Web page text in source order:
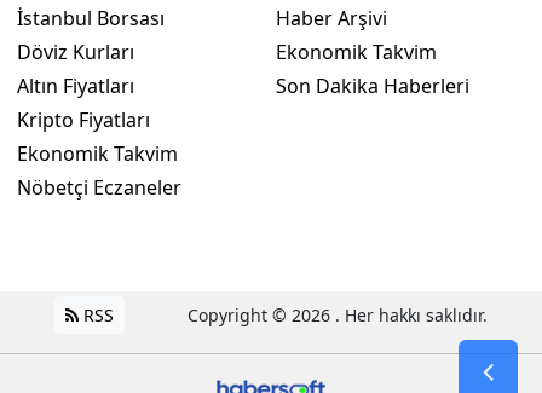
İstanbul Borsası
Döviz Kurları
Altın Fiyatları
Kripto Fiyatları
Ekonomik Takvim
Nöbetçi Eczaneler
Haber Arşivi
Ekonomik Takvim
Son Dakika Haberleri
RSS Copyright © 2026 . Her hakkı saklıdır.